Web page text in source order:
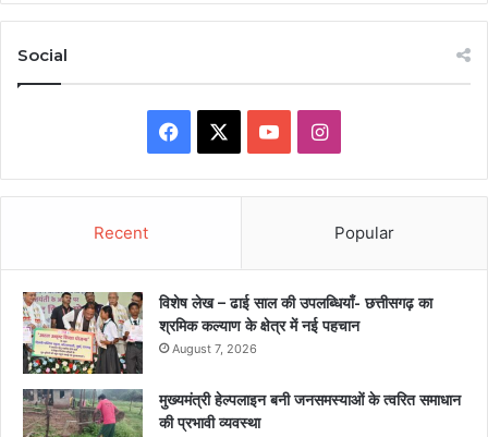
Social
Facebook YouTubeInstagram
Recent Popular
विशेष लेख – ढाई साल की उपलब्धियाँ- छत्तीसगढ़ का
श्रमिक कल्याण के क्षेत्र में नई पहचान
August 7, 2026
मुख्यमंत्री हेल्पलाइन बनी जनसमस्याओं के त्वरित समाधान
की प्रभावी व्यवस्था